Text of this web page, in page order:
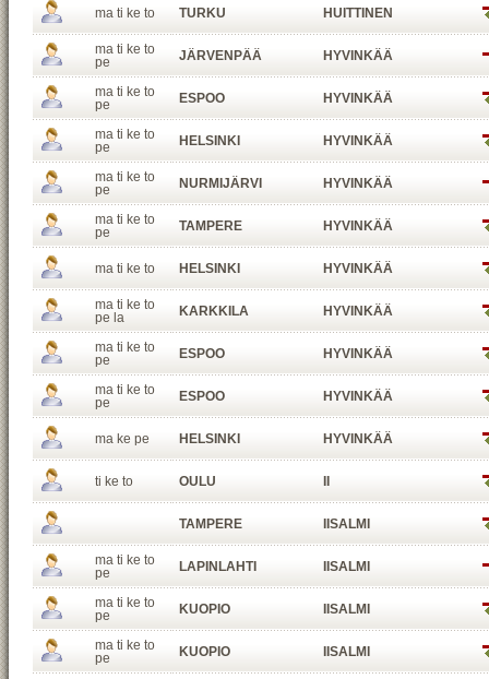
ma ti ke to TURKU HUITTINEN
ma ti ke to
pe
JÄRVENPÄÄ HYVINKÄÄ
ma ti ke to
pe
ESPOO HYVINKÄÄ
ma ti ke to
pe
HELSINKI HYVINKÄÄ
ma ti ke to
pe
NURMIJÄRVI HYVINKÄÄ
ma ti ke to
pe
TAMPERE HYVINKÄÄ
ma ti ke to HELSINKI HYVINKÄÄ
ma ti ke to
pe la
KARKKILA HYVINKÄÄ
ma ti ke to
pe
ESPOO HYVINKÄÄ
ma ti ke to
pe
ESPOO HYVINKÄÄ
ma ke pe HELSINKI HYVINKÄÄ
ti ke to OULU
TAMPERE IISALMI
ma ti ke to
pe
LAPINLAHTI IISALMI
ma ti ke to
pe
KUOPIO IISALMI
ma ti ke to
pe
KUOPIO IISALMI